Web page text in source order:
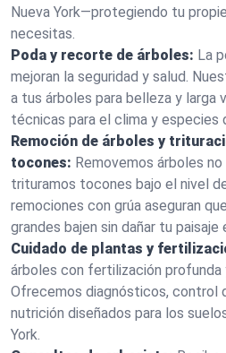
Nueva York—protegiendo tu
necesitas.
Poda y recorte de árboles: La
mejoran la seguridad y salud.
a tus árboles para belleza y larga
técnicas para el clima y especies
Remoción de árboles y
tocones: Removemos árboles
trituramos tocones bajo el nivel
remociones con grúa aseguran
grandes bajen sin dañar tu paisaje
Cuidado de plantas y
árboles con fertilización profunda
Ofrecemos diagnósticos, control
nutrición diseñados para los
York.